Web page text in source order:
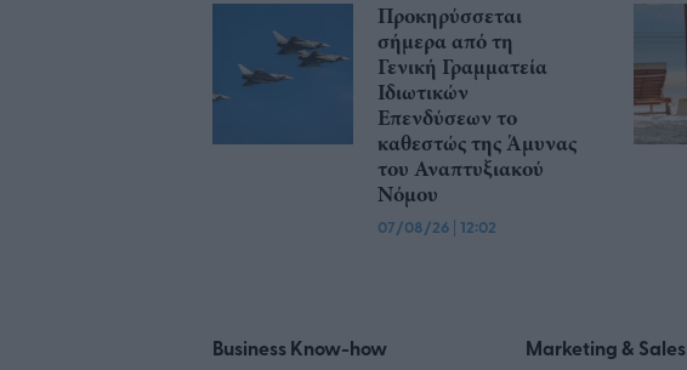
Προκηρύσσεται
σήμερα από τη
Γενική Γραμματεία
Ιδιωτικών
Επενδύσεων το
καθεστώς της Άμυνας
του Αναπτυξιακού
Νόμου
07/08/26 | 12:02
Business Know-how Marketing & Sales